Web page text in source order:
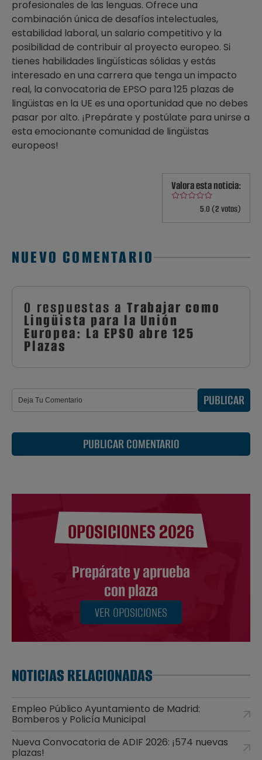
profesionales de las lenguas. Ofrece una
combinación única de desafíos intelectuales,
estabilidad laboral, un salario competitivo y la
posibilidad de contribuir al proyecto europeo. Si
tienes habilidades lingüísticas sólidas y estás
interesado en una carrera que tenga un impacto
real, la convocatoria de EPSO para 125 plazas de
lingüistas en la UE es una oportunidad que no debes
pasar por alto. ¡Prepárate y postúlate para unirse a
esta emocionante comunidad de lingüistas
europeos!
Valora esta noticia:
5.0 (2 votos)
NUEVO COMENTARIO
0 respuestas a Trabajar como
Lingüista para la Unión
Europea: La EPSO abre 125
Plazas
PUBLICAR
PUBLICAR COMENTARIO
OPOSICIONES 2026
Prepárate y aprueba
con plaza
VER OPOSICIONES
NOTICIAS RELACIONADAS
Empleo Público Ayuntamiento de Madrid:
Bomberos y Policía Municipal
Nueva Convocatoria de ADIF 2026: ¡574 nuevas
plazas!